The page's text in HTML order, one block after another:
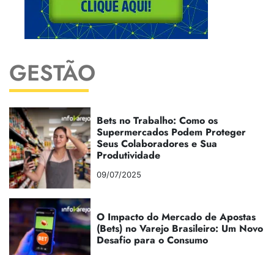
GESTÃO
Bets no Trabalho: Como os
Supermercados Podem Proteger
Seus Colaboradores e Sua
Produtividade
09/07/2025
O Impacto do Mercado de Apostas
(Bets) no Varejo Brasileiro: Um Novo
Desafio para o Consumo